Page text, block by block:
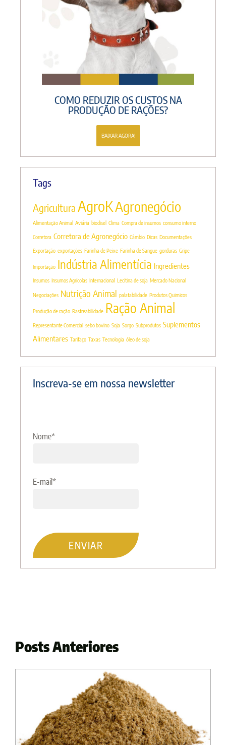
COMO REDUZIR OS CUSTOS NA
PRODUÇÃO DE RAÇÕES?
BAIXAR AGORA!
Tags
Agricultura AgroKAgronegócio
Alimentação Animal Aviária biodisel Clima Compra de insumos consumo interno
Corretora Corretora de Agronegócio Câmbio Dicas Documentações
Exportação exportações Farinha de Peixe Farinha de Sangue gorduras Gripe
Importação Indústria Alimentícia Ingredientes
Insumos Insumos Agrícolas Internacional Lecitina de soja Mercado Nacional
Negociações Nutrição Animal palatabilidade Produtos Quimicos
Produção de ração Rastreabilidade Ração Animal
Representante Comercial sebo bovino Soja Sorgo Subprodutos Suplementos
Alimentares Tarifaço Taxas Tecnologia óleo de soja
Inscreva-se em nossa newsletter
Nome*
E-mail*
Posts Anteriores